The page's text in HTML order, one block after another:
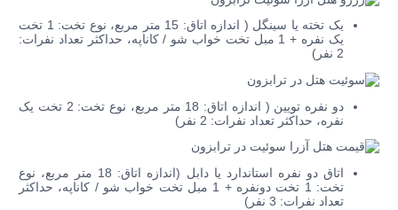
یک تخته یا سینگل (
اندازه اتاق: 15 متر مربع، نوع تخت: 1 تخت
یک نفره + 1 مبل تخت خواب شو / کاناپه، حداکثر تعداد نفرات:
2 نفر
)
دو نفره تویین (
اندازه اتاق: 18 متر مربع، نوع تخت: 2 تخت یک
نفره، حداکثر تعداد نفرات: 2 نفر
)
اتاق دو نفره استاندارد یا دابل (اندازه اتاق: 18 متر مربع، نوع
تخت: 1 تخت دونفره + 1 مبل تخت خواب شو / کاناپه، حداکثر
تعداد نفرات: 3 نفر)